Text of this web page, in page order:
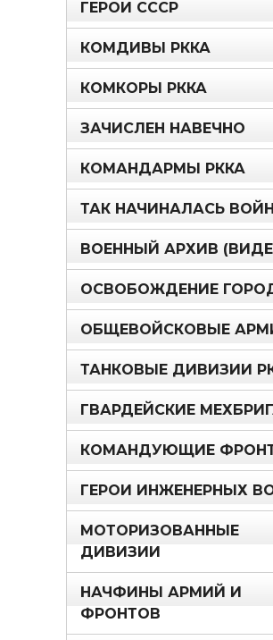
ГЕРОИ СССР
КОМДИВЫ РККА
КОМКОРЫ РККА
ЗАЧИСЛЕН НАВЕЧНО
КОМАНДАРМЫ РККА
ТАК НАЧИНАЛАСЬ
ВОЕННЫЙ АРХИВ
ОСВОБОЖДЕНИЕ
ОБЩЕВОЙСКОВЫЕ
ТАНКОВЫЕ ДИВИЗИИ
ГВАРДЕЙСКИЕ
КОМАНДУЮЩИЕ
ГЕРОИ ИНЖЕНЕРНЫХ
МОТОРИЗОВАННЫЕ
ДИВИЗИИ
НАЧФИНЫ АРМИЙ И
ФРОНТОВ